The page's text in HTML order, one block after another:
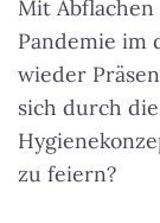
Mit
Pandemie im
wieder
sich durch
zu feiern?